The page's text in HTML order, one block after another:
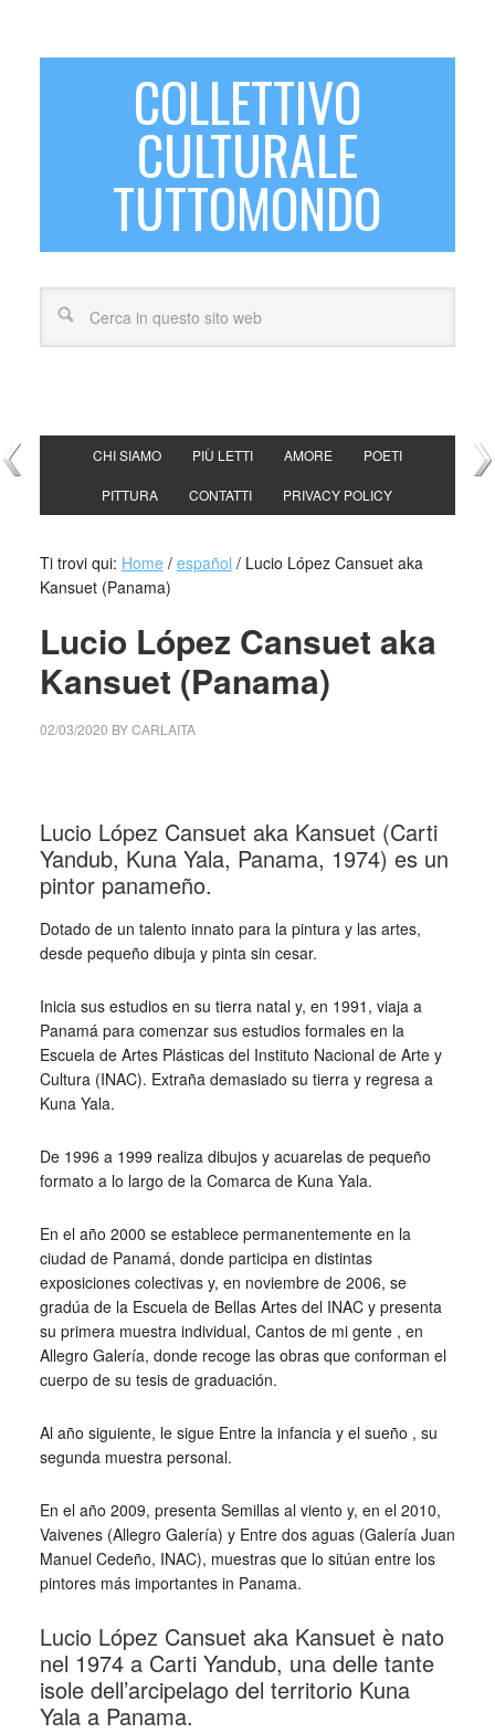
COLLETTIVO
CULTURALE
TUTTOMONDO
CHI SIAMO PIÙ LETTI AMORE POETI
PITTURA CONTATTI PRIVACY POLICY
Ti trovi qui: Home / español /Lucio López Cansuet aka
Kansuet (Panama)
Lucio López Cansuet aka
Kansuet (Panama)
02/03/2020 BYCARLAITA
Lucio López Cansuet aka Kansuet (Carti
Yandub, Kuna Yala, Panama, 1974) es un
pintor panameño.
Dotado de un talento innato para la pintura y las artes,
desde pequeño dibuja y pinta sin cesar.
Inicia sus estudios en su tierra natal y, en 1991, viaja a
Panamá para comenzar sus estudios formales en la
Escuela de Artes Plásticas del Instituto Nacional de Arte y
Cultura (INAC). Extraña demasiado su tierra y regresa a
Kuna Yala.
De 1996 a 1999 realiza dibujos y acuarelas de pequeño
formato a lo largo de la Comarca de Kuna Yala.
En el año 2000 se establece permanentemente en la
ciudad de Panamá, donde participa en distintas
exposiciones colectivas y, en noviembre de 2006, se
gradúa de la Escuela de Bellas Artes del INAC y presenta
su primera muestra individual, Cantos de mi gente , en
Allegro Galería, donde recoge las obras que conforman el
cuerpo de su tesis de graduación.
Al año siguiente, le sigue Entre la infancia y el sueño , su
segunda muestra personal.
En el año 2009, presenta Semillas al viento y, en el 2010,
Vaivenes (Allegro Galería) y Entre dos aguas (Galería Juan
Manuel Cedeño, INAC), muestras que lo sitúan entre los
pintores más importantes in Panama.
Lucio López Cansuet aka Kansuet è nato
nel 1974 a Carti Yandub, una delle tante
isole dell’arcipelago del territorio Kuna
Yala a Panama.